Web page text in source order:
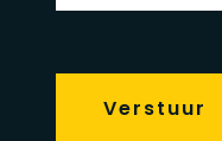
Verstuur